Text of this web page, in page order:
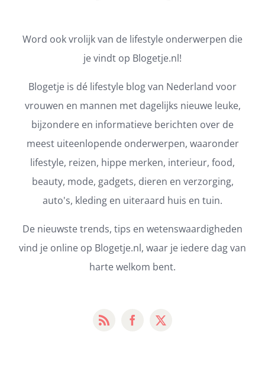
Word ook vrolijk van de lifestyle onderwerpen die
je vindt op Blogetje.nl!
Blogetje is dé lifestyle blog van Nederland voor
vrouwen en mannen met dagelijks nieuwe leuke,
bijzondere en informatieve berichten over de
meest uiteenlopende onderwerpen, waaronder
lifestyle, reizen, hippe merken, interieur, food,
beauty, mode, gadgets, dieren en verzorging,
auto's, kleding en uiteraard huis en tuin.
De nieuwste trends, tips en wetenswaardigheden
vind je online op Blogetje.nl, waar je iedere dag van
harte welkom bent.